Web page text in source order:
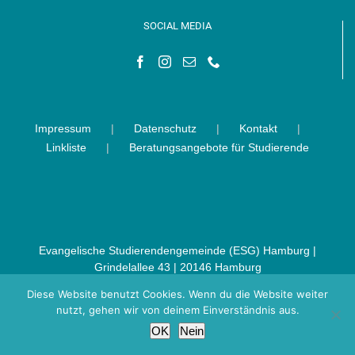
SOCIAL MEDIA
Impressum Datenschutz
Kontakt
Linkliste
Beratungsangebote für Studierende
Evangelische Studierendengemeinde (ESG) Hamburg |
Grindelallee 43 | 20146 Hamburg
Diese Website benutzt Cookies. Wenn du die Website weiter
nutzt, gehen wir von deinem Einverständnis aus.
OK Nein